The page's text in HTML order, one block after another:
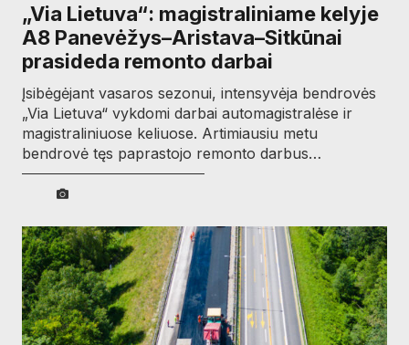
„Via Lietuva“: magistraliniame kelyje
A8 Panevėžys–Aristava–Sitkūnai
prasideda remonto darbai
Įsibėgėjant vasaros sezonui, intensyvėja bendrovės
„Via Lietuva“ vykdomi darbai automagistralėse ir
magistraliniuose keliuose. Artimiausiu metu
bendrovė tęs paprastojo remonto darbus…